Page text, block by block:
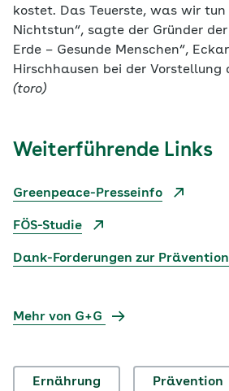
kostet. Das Teuerste, was wir
Nichtstun“, sagte der Gründer
Erde – Gesunde Menschen“,
Hirschhausen bei der Vorstellung
(toro)
Weiterführende Links
Greenpeace-Presseinfo
FÖS-Studie
Dank-Forderungen zur
Mehr von G+G
Ernährung Prävention